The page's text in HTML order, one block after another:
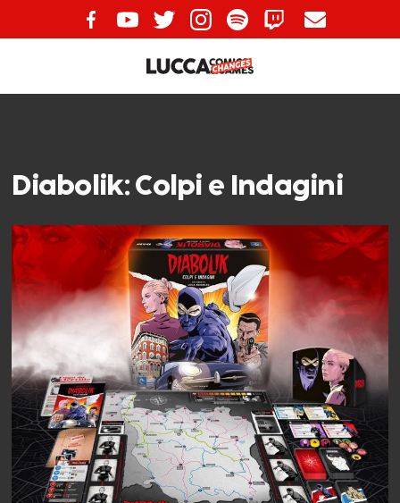
Diabolik: Colpi e Indagini